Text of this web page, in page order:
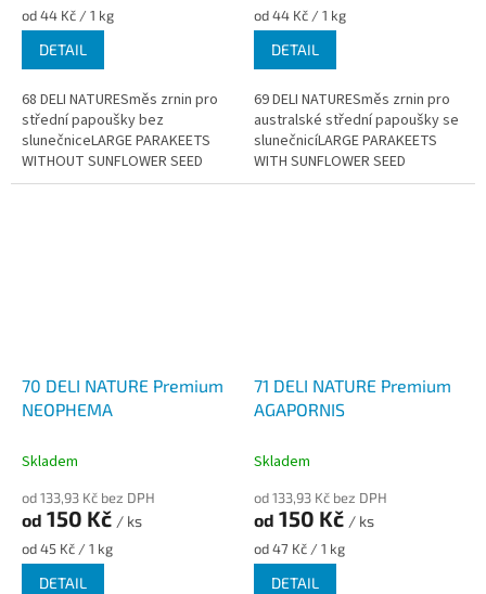
Měrná
cena:
od 44 Kč / 1 kg
DETAIL
68 DELI NATURESměs zrnin pro
střední papoušky bez
slunečniceLARGE PARAKEETS
WITHOUT SUNFLOWER SEED
Měrná
cena:
od 44 Kč / 1 kg
DETAIL
69 DELI NATURESměs zrnin pro
australské střední papoušky se
slunečnicíLARGE PARAKEETS
WITH SUNFLOWER SEED
70 DELI NATURE Premium
NEOPHEMA
Skladem
od 133,93 Kč bez DPH
od 150 Kč / ks
Měrná
cena:
od 45 Kč / 1 kg
DETAIL
71 DELI NATURE Premium
AGAPORNIS
Skladem
od 133,93 Kč bez DPH
od 150 Kč / ks
Měrná
cena:
od 47 Kč / 1 kg
DETAIL